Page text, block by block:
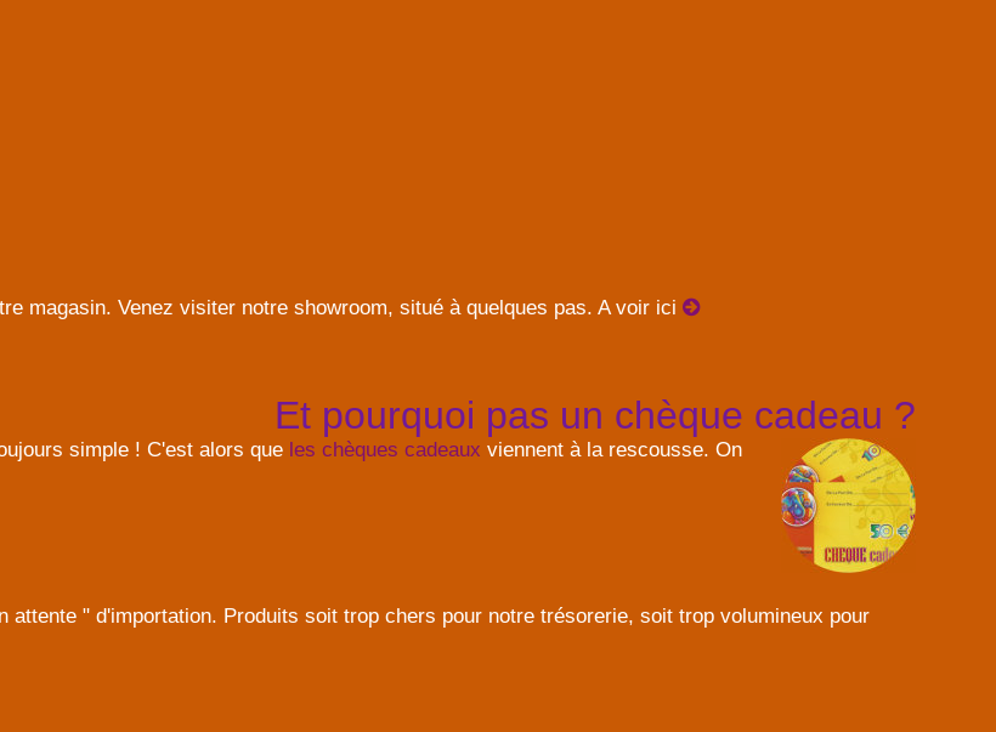
magasin. Venez visiter notre showroom, situé à quelques pas. A voir ici
Et pourquoi pas un chèque cadeau ?
simple ! C'est alors que les chèques cadeaux viennent à la rescousse. On
attente " d'importation. Produits soit trop chers pour notre trésorerie, soit trop volumineux pour